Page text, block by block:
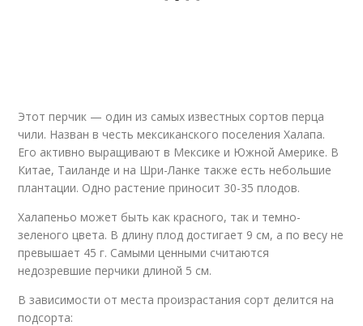
Этот перчик — один из самых известных сортов перца
чили. Назван в честь мексиканского поселения Халапа.
Его активно выращивают в Мексике и Южной Америке. В
Китае, Таиланде и на Шри-Ланке также есть небольшие
плантации. Одно растение приносит 30-35 плодов.
Халапеньо может быть как красного, так и темно-
зеленого цвета. В длину плод достигает 9 см, а по весу не
превышает 45 г. Самыми ценными считаются
недозревшие перчики длиной 5 см.
В зависимости от места произрастания сорт делится на
подсорта: